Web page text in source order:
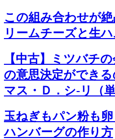
この組み合わせが
リームチーズと生
【中古】ミツバチ
の意思決定ができ
マス・Ｄ．シ-リ（単
玉ねぎもパン粉も
ハンバーグの作り方